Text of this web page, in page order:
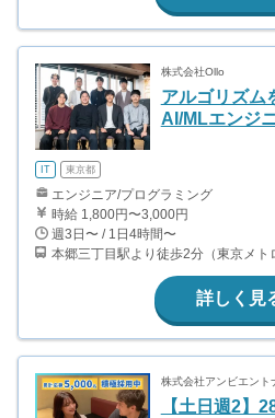
株式会社Ollo
アルゴリズム
AI/MLエンジ
IT 東京都
エンジニア/プログラミング
時給 1,800円〜3,000円
週3日〜 / 1日4時間〜
詳しく見
株式会社アンビエント
【土日週2】